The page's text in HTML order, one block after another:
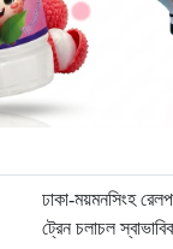
ঢাকা-ময়মনসিংহ
ট্রেন চলাচল